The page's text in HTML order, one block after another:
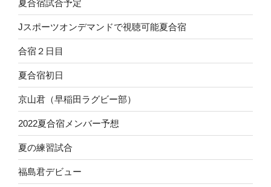
夏合宿試合予定
Jスポーツオンデマンドで視聴可能夏合宿
合宿２日目
夏合宿初日
京山君（早稲田ラグビー部）
2022夏合宿メンバー予想
夏の練習試合
福島君デビュー